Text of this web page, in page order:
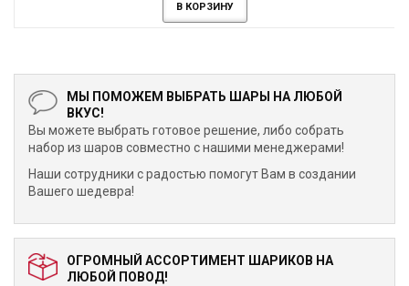
В КОРЗИНУ
МЫ ПОМОЖЕМ ВЫБРАТЬ ШАРЫ НА ЛЮБОЙ
ВКУС!
Вы можете выбрать готовое решение, либо собрать
набор из шаров совместно с нашими менеджерами!
Наши сотрудники с радостью помогут Вам в создании
Вашего шедевра!
ОГРОМНЫЙ АССОРТИМЕНТ ШАРИКОВ НА
ЛЮБОЙ ПОВОД!